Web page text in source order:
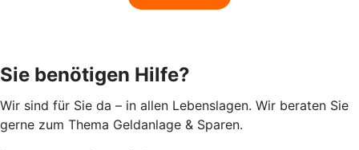
Sie benötigen Hilfe?
Wir sind für Sie da – in allen Lebenslagen. Wir beraten Sie
gerne zum Thema Geldanlage & Sparen.